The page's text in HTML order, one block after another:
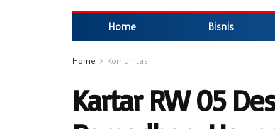
Home Bisnis
Home Komunitas
Kartar RW 05